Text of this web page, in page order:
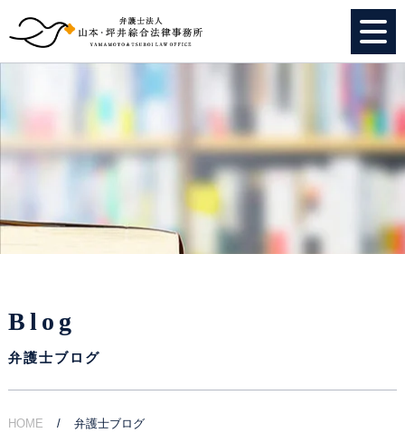
特別顧問
Blog
弁護士ブログ
HOME 弁護士ブログ